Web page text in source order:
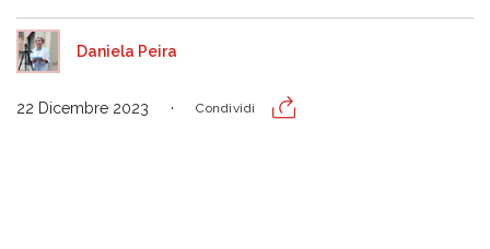
Daniela Peira
22 Dicembre 2023 Condividi